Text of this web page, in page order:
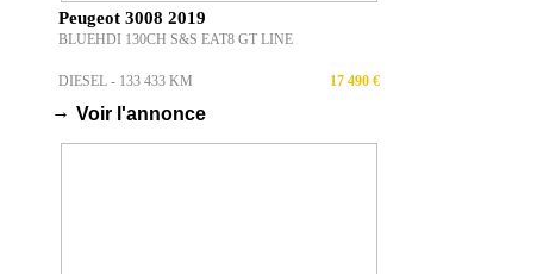
Peugeot 3008 2019
BLUEHDI 130CH S&S EAT8 GT LINE
DIESEL - 133 433 KM 17 490 €
→ Voir l'annonce